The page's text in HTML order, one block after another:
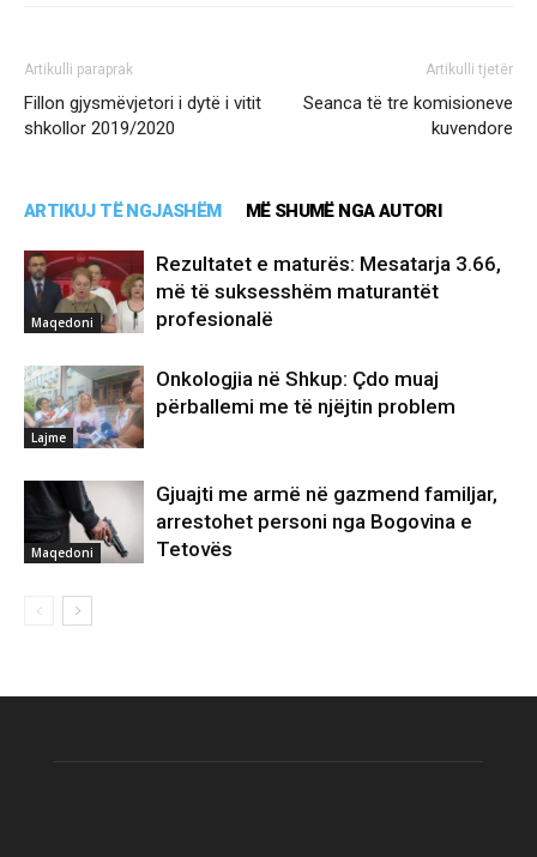
Artikulli paraprak
Fillon gjysmëvjetori i dytë i vitit
shkollor 2019/2020
Artikulli tjetër
Seanca të tre komisioneve
kuvendore
ARTIKUJ TË NGJASHËM MË SHUMË NGA AUTORI
Maqedoni
Rezultatet e maturës: Mesatarja 3.66,
më të suksesshëm maturantët
profesionalë
Lajme
Onkologjia në Shkup: Çdo muaj
përballemi me të njëjtin problem
Maqedoni
Gjuajti me armë në gazmend familjar,
arrestohet personi nga Bogovina e
Tetovës